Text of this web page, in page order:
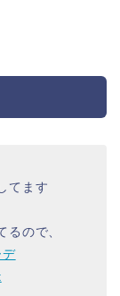
てます
ので、
デ